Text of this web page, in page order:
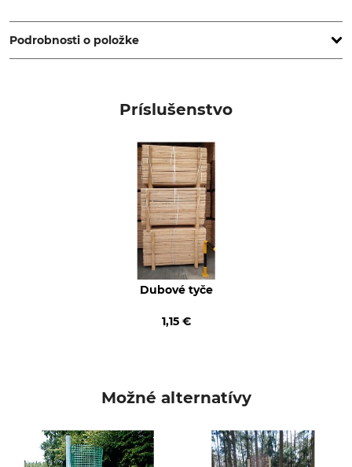
www.buck-tsp.com
Podrobnosti o položke
Made in Germany
Výška
120 cm
Príslušenstvo
Dubové tyče
1,15 €
Možné alternatívy